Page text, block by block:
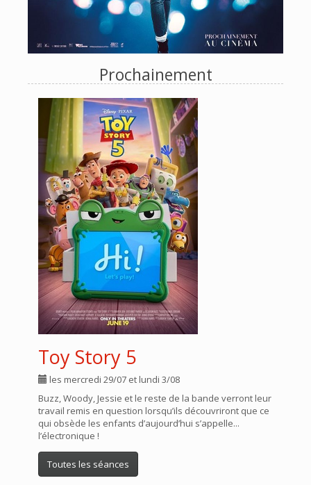
Prochainement
Toy Story 5
les mercredi 29/07 et lundi 3/08
Buzz, Woody, Jessie et le reste de la bande verront leur
travail remis en question lorsqu’ils découvriront que ce
qui obsède les enfants d’aujourd’hui s’appelle...
l’électronique !
Toutes les séances